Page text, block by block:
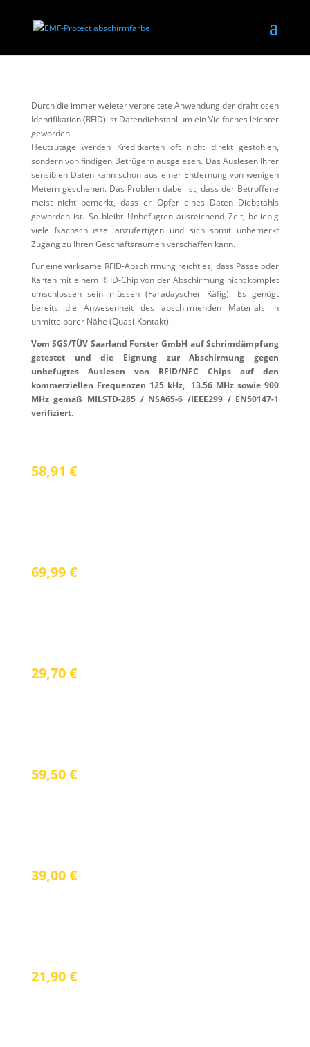
Durch die immer weieter verbreitete Anwendung der drahtlosen
Identifikation (RFID) ist Datendiebstahl um ein Vielfaches leichter
geworden.
Heutzutage werden Kreditkarten oft nicht direkt gestohlen,
sondern von findigen Betrügern ausgelesen. Das Auslesen Ihrer
sensiblen Daten kann schon aus einer Entfernung von wenigen
Metern geschehen. Das Problem dabei ist, dass der Betroffene
meist nicht bemerkt, dass er Opfer eines Daten Diebstahls
geworden ist. So bleibt Unbefugten ausreichend Zeit, beliebig
viele Nachschlüssel anzufertigen und sich somit unbemerkt
Zugang zu Ihren Geschäftsräumen verschaffen kann.
Für eine wirksame RFID-Abschirmung reicht es, dass Pässe oder
Karten mit einem RFID-Chip von der Abschirmung nicht komplet
umschlossen sein müssen (Faradayscher Käfig). Es genügt
bereits die Anwesenheit des abschirmenden Materials in
unmittelbarer Nähe (Quasi-Kontakt).
Vom SGS/TÜV Saarland Forster GmbH auf Schrimdämpfung
getestet und die Eignung zur Abschirmung gegen
unbefugtes Auslesen von RFID/NFC Chips auf den
kommerziellen Frequenzen 125 kHz, 13.56 MHz sowie 900
MHz gemäß MILSTD-285 / NSA65-6 /IEEE299 / EN50147-1
verifiziert.
58,91 €
69,99€
29,70€
59,50€
39,00€
21,90€